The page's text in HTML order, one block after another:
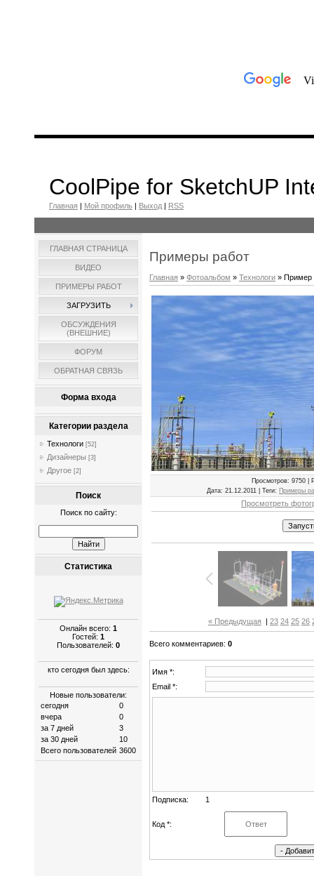
CoolPipe for SketchUP
Главная | Мой профиль | Выход | RSS
ГЛАВНАЯ СТРАНИЦА
ВИДЕО
ПРИМЕРЫ РАБОТ
ЗАГРУЗИТЬ
ОБСУЖДЕНИЯ
(ВНЕШНИЕ)
ФОРУМ
ОБРАТНАЯ СВЯЗЬ
Форма входа
Категории раздела
Технологи [52]
Дизайнеры [3]
Другое [2]
Поиск
Поиск по сайту:
Статистика
Онлайн всего: 1
Гостей: 1
Пользователей: 0
кто сегодня был здесь:
Новые пользователи:
сегодня
0
вчера
0
за 7 дней
3
за 30 дней
10
Всего пользователей 3600
Примеры работ
Главная » Фотоальбом » Технологи » Пример
Просмотров: 9750 |
Дата: 21.12.2011 | Теги: Примеры
Просмотреть
« Предыдущая | 23 24 25 26
Всего комментариев: 0
Имя *:
Email *:
Подписка: 1
Код *: